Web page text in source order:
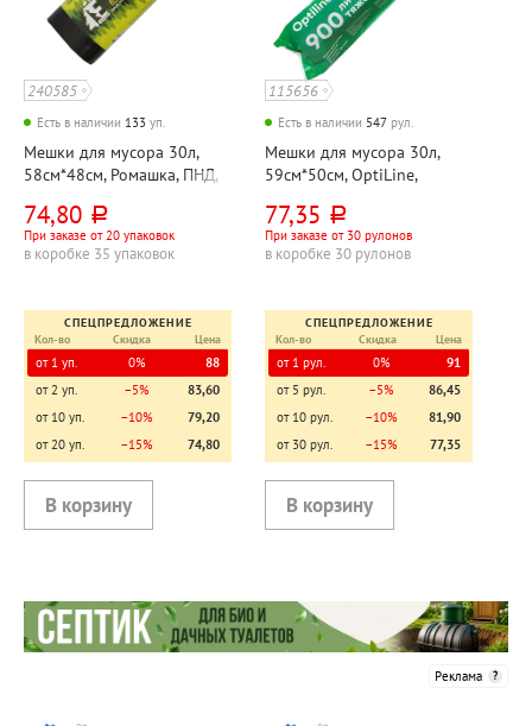
240585
Есть в наличии 133 уп.
Мешки для мусора 30л,
58см*48см, Ромашка, ПНД,
74,80 руб.
При заказе от 20 упаковок
в коробке 35 упаковок
СПЕЦПРЕДЛОЖЕНИЕ
Кол-во
Скидка Цена
от 1 уп. 0%
88
от 2 уп.
−5%
83,60
от 10 уп.
−10%
79,20
от 20 уп.
−15% 74,80
115656
Есть в наличии 547 рул.
Мешки для мусора 30л,
59см*50см, OptiLine,
черные, 30шт, рул
77,35 руб.
При заказе от 30 рулонов
в коробке 30 рулонов
СПЕЦПРЕДЛОЖЕНИЕ
Кол-во
Скидка Цена
от 1 рул. 0%
91
от 5 рул.
−5%
86,45
от 10 рул.
−10%
81,90
от 30 рул.
−15% 77,35
Реклама